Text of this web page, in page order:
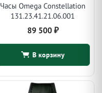
Часы Omega Constellation
131.23.41.21.06.001
89 500 ₽
В корзину